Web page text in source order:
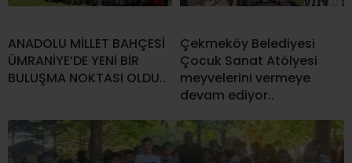
ANADOLU MİLLET BAHÇESİ
ÜMRANİYE’DE YENİ BİR
BULUŞMA NOKTASI OLDU..
Çekmeköy Belediyesi
Çocuk Sanat Atölyesi
meyvelerini vermeye
devam ediyor..